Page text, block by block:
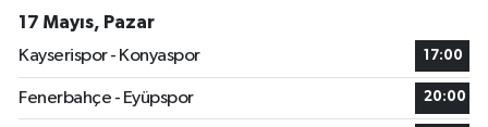
17 Mayıs, Pazar
Kayserispor - Konyaspor
17:00
Fenerbahçe - Eyüpspor 20:00